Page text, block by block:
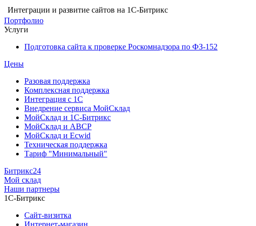
Интеграции и развитие сайтов на 1С-Битрикс
Портфолио
Услуги
Подготовка сайта к проверке Роскомнадзора по ФЗ-152
Цены
Разовая поддержка
Комплексная поддержка
Интеграция с 1С
Внедрение сервиса МойСклад
МойСклад и 1С-Битрикс
МойСклад и ABCP
МойСклад и Ecwid
Техническая поддержка
Тариф "Минимальный"
Битрикс24
Мой склад
Наши партнеры
1С-Битрикс
Сайт-визитка
Интернет-магазин